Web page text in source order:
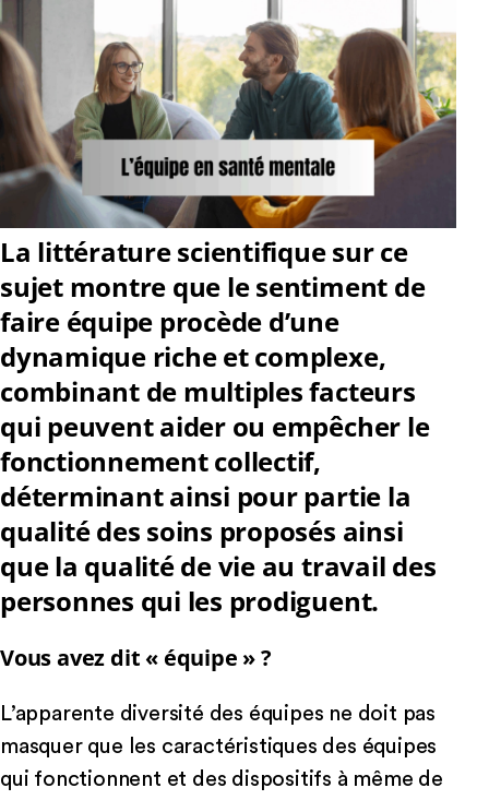
La littérature scientifique sur ce
sujet montre que le sentiment de
faire équipe procède d’une
dynamique riche et complexe,
combinant de multiples facteurs
qui peuvent aider ou empêcher le
fonctionnement collectif,
déterminant ainsi pour partie la
qualité des soins proposés ainsi
que la qualité de vie au travail des
personnes qui les prodiguent.
Vous avez dit « équipe » ?
L’apparente diversité des équipes ne doit pas
masquer que les caractéristiques des équipes
qui fonctionnent et des dispositifs à même de